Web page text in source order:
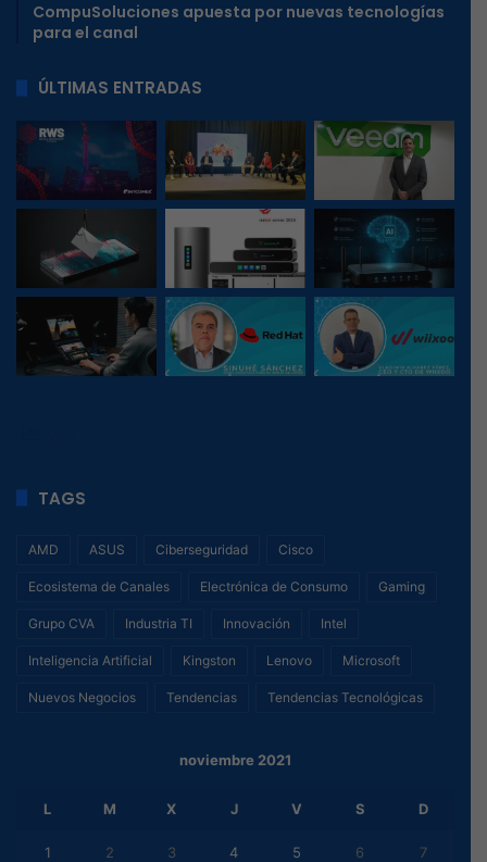
CompuSoluciones apuesta por nuevas tecnologías
para el canal
ÚLTIMAS ENTRADAS
TAGS
AMD ASUS Ciberseguridad Cisco
Ecosistema de Canales Electrónica de Consumo Gaming
Grupo CVA Industria TI Innovación Intel
Inteligencia Artificial Kingston Lenovo Microsoft
Nuevos Negocios Tendencias Tendencias Tecnológicas
noviembre 2021
L M X J V S D
1 2 3 4 5 6 7